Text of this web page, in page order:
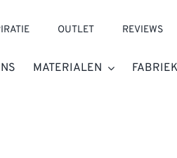
OUTLET REVIEWS
MATERIALEN